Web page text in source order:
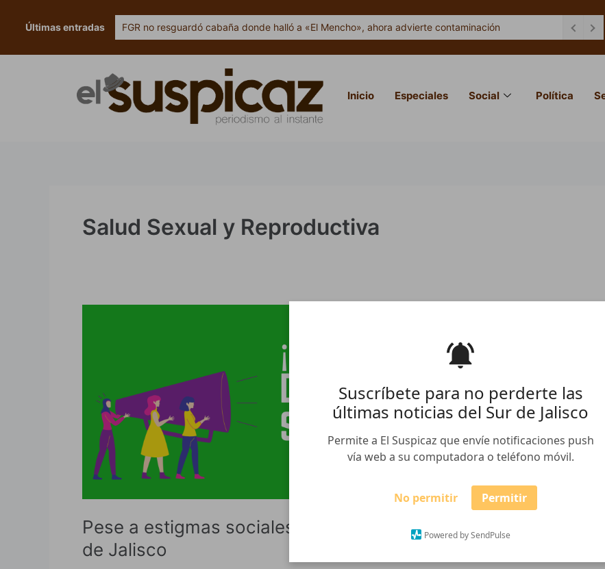
Suscríbete para no perderte las
últimas noticias del Sur de Jalisco
Permite a El Suspicaz que envíe notificaciones push
vía web a su computadora o teléfono móvil.
No permitir Permitir
Powered by SendPulse
Últimas entradas FGR no resguardó cabaña donde halló a «El Mencho», ahora advierte contaminación
Inicio Especiales Social Política
Salud Sexual y Reproductiva
Pese a estigmas sociales el aborto está presente en el sur
de Jalisco
aborto
está
presente
Jalisco